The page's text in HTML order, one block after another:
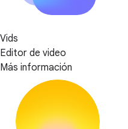
Vids
Editor de video
Más información